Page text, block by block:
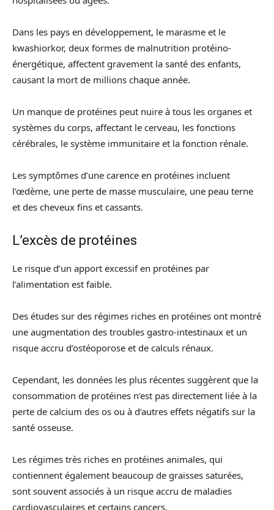
Dans les pays en développement, le marasme et le
kwashiorkor, deux formes de malnutrition protéino-
énergétique, affectent gravement la santé des enfants,
causant la mort de millions chaque année.
Un manque de protéines peut nuire à tous les organes et
systèmes du corps, affectant le cerveau, les fonctions
cérébrales, le système immunitaire et la fonction rénale.
Les symptômes d’une carence en protéines incluent
l’œdème, une perte de masse musculaire, une peau terne
et des cheveux fins et cassants.
L’excès de protéines
Le risque d’un apport excessif en protéines par
l’alimentation est faible.
Des études sur des régimes riches en protéines ont montré
une augmentation des troubles gastro-intestinaux et un
risque accru d’ostéoporose et de calculs rénaux.
Cependant, les données les plus récentes suggèrent que la
consommation de protéines n’est pas directement liée à la
perte de calcium des os ou à d’autres effets négatifs sur la
santé osseuse.
Les régimes très riches en protéines animales, qui
contiennent également beaucoup de graisses saturées,
sont souvent associés à un risque accru de maladies
cardiovasculaires et certains cancers.